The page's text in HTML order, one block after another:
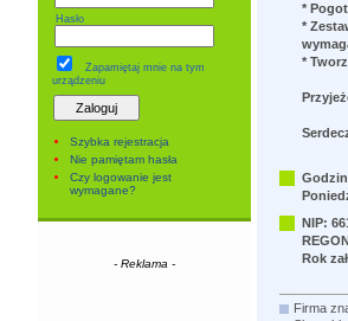
Hasło
Zapamiętaj mniena tym
urządzeniu
Szybka rejestracja
Nie pamiętam hasła
Czy logowanie jest
wymagane?
- Reklama -
*
*
*
NIP:
Rok
Firma